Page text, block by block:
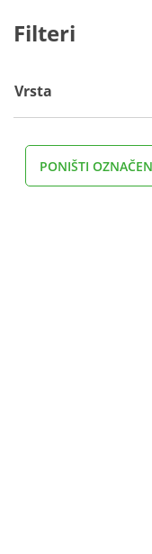
Filteri
Vrsta
PONIŠTI